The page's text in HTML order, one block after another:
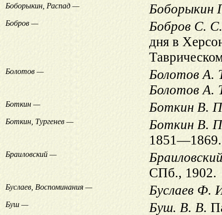
Боборыкин, Распад — Боборыкин
Бобров —
Бобров С. С.
дня в
Болотов —
Болотов А.
Болотов А.
Боткин — Боткин В.
Боткин, Тургенев —
Боткин В.
Браиловский —
СПб., 1902.
Буслаев, Воспоминания — Буслаев Ф.
Буш — Буш. В. В.